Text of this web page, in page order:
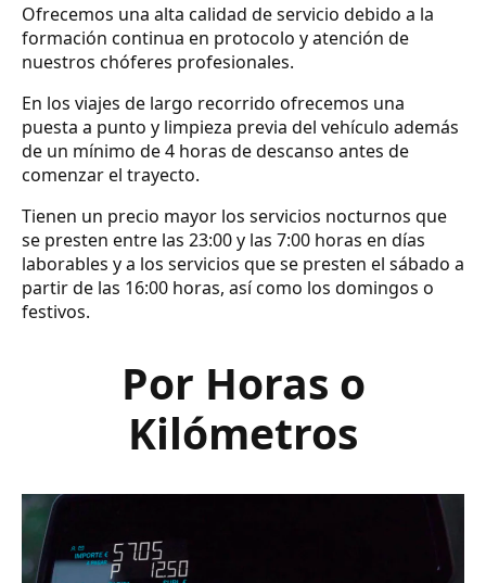
Ofrecemos una alta calidad de servicio debido a la
formación continua en protocolo y atención de
nuestros chóferes profesionales.
En los viajes de largo recorrido ofrecemos una
puesta a punto y limpieza previa del vehículo además
de un mínimo de 4 horas de descanso antes de
comenzar el trayecto.
Tienen un precio mayor los servicios nocturnos que
se presten entre las 23:00 y las 7:00 horas en días
laborables y a los servicios que se presten el sábado a
partir de las 16:00 horas, así como los domingos o
festivos.
Por Horas o
Kilómetros